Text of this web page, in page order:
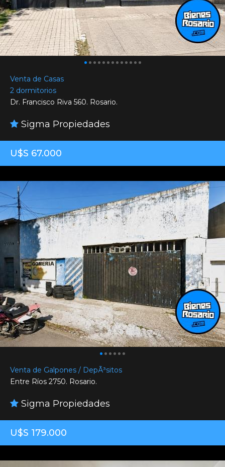
Venta de Casas
2 dormitorios
Dr. Francisco Riva 560. Rosario.
Sigma Propiedades
U$S 67.000
Venta de Galpones / DepÃ³sitos
Entre Ríos 2750. Rosario.
Sigma Propiedades
U$S 179.000